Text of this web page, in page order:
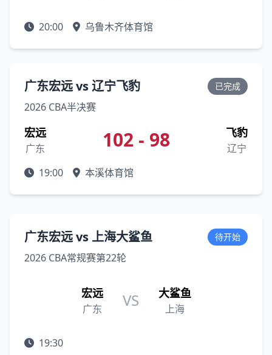
20:00 乌鲁木齐体育馆
广东宏远 vs 辽宁飞豹
2026 CBA半决赛
已完成
宏远
广东 102 - 98 飞豹
辽宁
19:00
本溪体育馆
广东宏远 vs 上海大鲨鱼
2026 CBA常规赛第22轮
待开始
宏远
广东 VS 大鲨鱼
上海
19:30